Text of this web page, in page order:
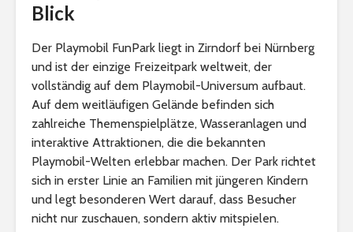
Blick
Der Playmobil FunPark liegt in Zirndorf bei Nürnberg
und ist der einzige Freizeitpark weltweit, der
vollständig auf dem Playmobil-Universum aufbaut.
Auf dem weitläufigen Gelände befinden sich
zahlreiche Themenspielplätze, Wasseranlagen und
interaktive Attraktionen, die die bekannten
Playmobil-Welten erlebbar machen. Der Park richtet
sich in erster Linie an Familien mit jüngeren Kindern
und legt besonderen Wert darauf, dass Besucher
nicht nur zuschauen, sondern aktiv mitspielen.